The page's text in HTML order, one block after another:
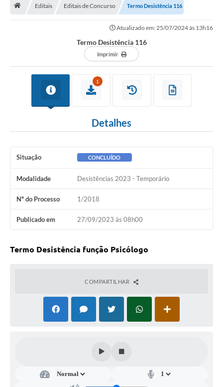
Ouvidoria
Bolsa Família
Plano Municipal - Agricultura e Meio
Internet Gratuita
Orçamento Participativo 2026
Turismo
Tributos
Empreendedores
Editais Editais de Concurso Termo Desistência 116
Atualizado em: 25/07/2024 às 13h16
Termo Desistência 116
Imprimir
1
Detalhes
Situação CONCLUÍDO
Modalidade Desistências 2023 - Temporário
Nº do Processo 1/2018
Publicado em 27/09/2023 às 08h00
Termo Desistência função Psicólogo
COMPARTILHAR